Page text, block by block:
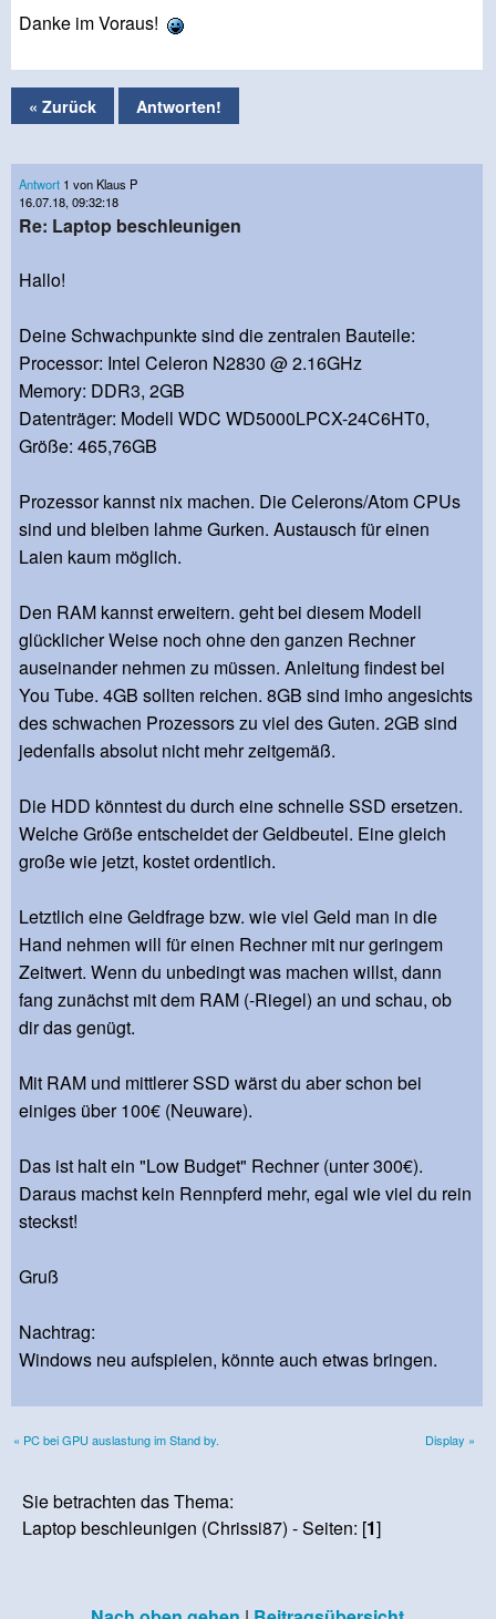
Danke im Voraus!
« Zurück Antworten!
Antwort 1 von Klaus P
16.07.18, 09:32:18
Re: Laptop beschleunigen
Hallo!
Deine Schwachpunkte sind die zentralen Bauteile:
Processor: Intel Celeron N2830 @ 2.16GHz
Memory: DDR3, 2GB
Datenträger: Modell WDC WD5000LPCX-24C6HT0,
Größe: 465,76GB
Prozessor kannst nix machen. Die Celerons/Atom CPUs
sind und bleiben lahme Gurken. Austausch für einen
Laien kaum möglich.
Den RAM kannst erweitern. geht bei diesem Modell
glücklicher Weise noch ohne den ganzen Rechner
auseinander nehmen zu müssen. Anleitung findest bei
You Tube. 4GB sollten reichen. 8GB sind imho angesichts
des schwachen Prozessors zu viel des Guten. 2GB sind
jedenfalls absolut nicht mehr zeitgemäß.
Die HDD könntest du durch eine schnelle SSD ersetzen.
Welche Größe entscheidet der Geldbeutel. Eine gleich
große wie jetzt, kostet ordentlich.
Letztlich eine Geldfrage bzw. wie viel Geld man in die
Hand nehmen will für einen Rechner mit nur geringem
Zeitwert. Wenn du unbedingt was machen willst, dann
fang zunächst mit dem RAM (-Riegel) an und schau, ob
dir das genügt.
Mit RAM und mittlerer SSD wärst du aber schon bei
einiges über 100€ (Neuware).
Das ist halt ein "Low Budget" Rechner (unter 300€).
Daraus machst kein Rennpferd mehr, egal wie viel du rein
steckst!
Gruß
Nachtrag:
Windows neu aufspielen, könnte auch etwas bringen.
« PC bei GPU auslastung im Stand by. Display »
Sie betrachten das Thema:
Laptop beschleunigen (Chrissi87) - Seiten: [1]